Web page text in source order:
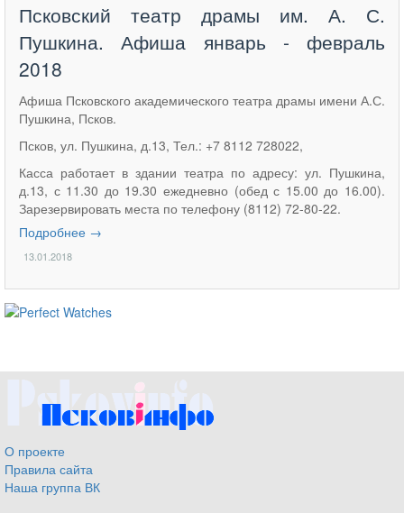
Псковский театр драмы им. А. С.
Пушкина. Афиша январь - февраль
2018
Афиша Псковского академического театра драмы имени А.С.
Пушкина, Псков.
Псков, ул. Пушкина, д.13, Тел.: +7 8112 728022,
Касса работает в здании театра по адресу: ул. Пушкина,
д.13, с 11.30 до 19.30 ежедневно (обед с 15.00 до 16.00).
Зарезервировать места по телефону (8112) 72-80-22.
Подробнее →
13.01.2018
О проекте
Правила сайта
Наша группа ВК